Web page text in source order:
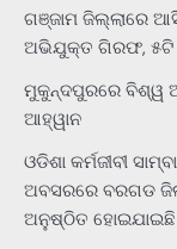
ଗଞ୍ଜାମ ଜିଲ୍ଲାରେ
ଅଭିଯୁକ୍ତ ଗିରଫ, ୫ଟି
ମୁକୁନ୍ଦପୁରରେ ବିଶ୍ୱ
ଆହ୍ୱାନ
ଓଡିଶା କର୍ମଜୀବୀ
ଅବସରରେ ବରଗଡ
ଅନୁଷ୍ଠିତ